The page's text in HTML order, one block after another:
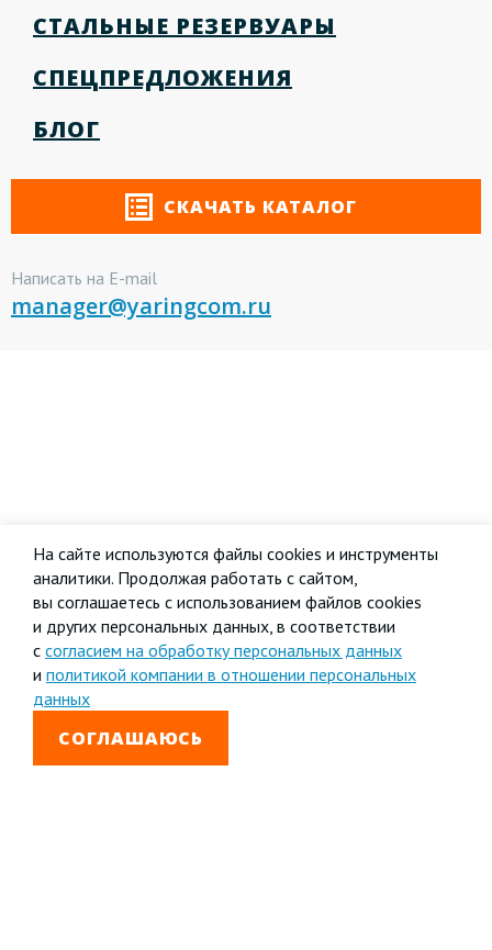
СТАЛЬНЫЕ РЕЗЕРВУАРЫ
СПЕЦПРЕДЛОЖЕНИЯ
БЛОГ
СКАЧАТЬ КАТАЛОГ
Написать на E-mail
manager@yaringcom.ru
На сайте используются файлы cookies и инструменты
аналитики. Продолжая работать с сайтом,
вы соглашаетесь с использованием файлов cookies
и других персональных данных, в соответствии
с согласием на обработку персональных данных
и политикой компании в отношении персональных
данных
СОГЛАШАЮСЬ